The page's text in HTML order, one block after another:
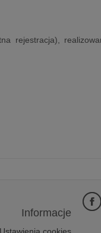
rejestracja),
Informacje
Ustawienia cookies